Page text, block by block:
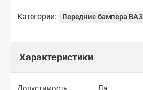
Категории: Передние бампера ВАЗ
Характеристики